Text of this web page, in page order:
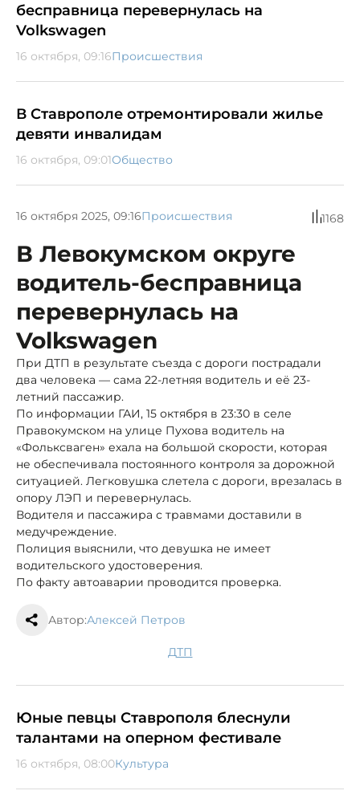
бесправница перевернулась на
Volkswagen
16 октября, 09:16Происшествия
В Ставрополе отремонтировали жилье
девяти инвалидам
16 октября, 09:01Общество
16 октября 2025, 09:16Происшествия 1168
В Левокумском округе
водитель-бесправница
перевернулась на
Volkswagen
При ДТП в результате съезда с дороги пострадали
два человека — сама 22-летняя водитель и её 23-
летний пассажир.
По информации ГАИ, 15 октября в 23:30 в селе
Правокумском на улице Пухова водитель на
«Фольксваген» ехала на большой скорости, которая
не обеспечивала постоянного контроля за дорожной
ситуацией. Легковушка слетела с дороги, врезалась в
опору ЛЭП и перевернулась.
Водителя и пассажира с травмами доставили в
медучреждение.
Полиция выяснили, что девушка не имеет
водительского удостоверения.
По факту автоаварии проводится проверка.
Автор:Алексей Петров
ДТП
Юные певцы Ставрополя блеснули
талантами на оперном фестивале
16 октября, 08:00Культура